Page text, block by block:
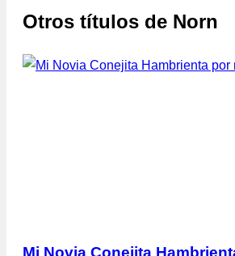
Otros títulos de Norn
Mi Novia Conejita